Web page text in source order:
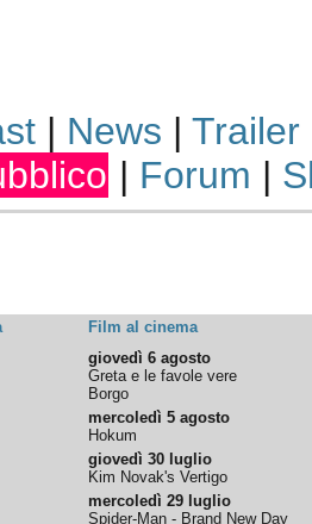
| News | Trailer
| Forum |
Film al cinema
giovedì 6 agosto
Greta e le favole vere
Borgo
mercoledì 5 agosto
Hokum
giovedì 30 luglio
Kim Novak's Vertigo
mercoledì 29 luglio
Spider-Man - Brand New Day